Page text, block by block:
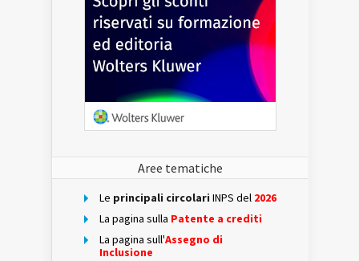
Aree tematiche
Le principali circolari INPS del 2026
La pagina sulla Patente a crediti
La pagina sull'Assegno di
Inclusione